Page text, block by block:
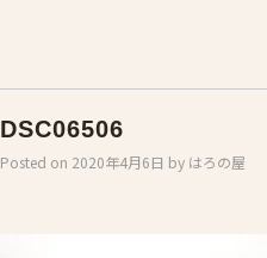
DSC06506
Posted on 2020年4月6日 by はろの屋